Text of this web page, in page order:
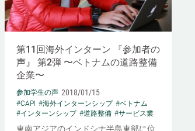
第11回海外インターン 『参加者の
声』 第2弾 〜ベトナムの道路整備
企業〜
参加学生の声 2018/01/15
#CAPI #海外インターンシップ #ベトナム
#インターンシップ #道路整備 #サービス業
東南アジアのインドシナ半島東部に位